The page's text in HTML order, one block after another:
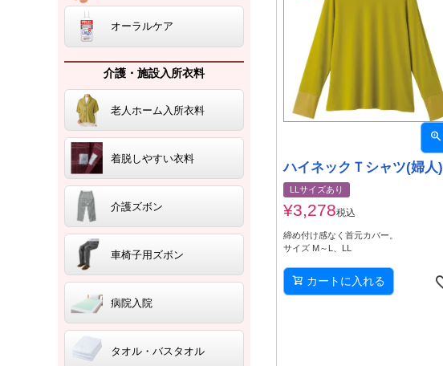
オーラルケア
介護・施設入所衣料
老人ホーム入所衣料
着脱しやすい衣料
介護ズボン
車椅子用ズボン
病院入院
タオル・バスタオル
ハイネックＴシャツ(婦人)
LLサイズあり
¥3,278税込
締め付け感なく首元カバー。
サイズ M～L、LL
カートに入れる